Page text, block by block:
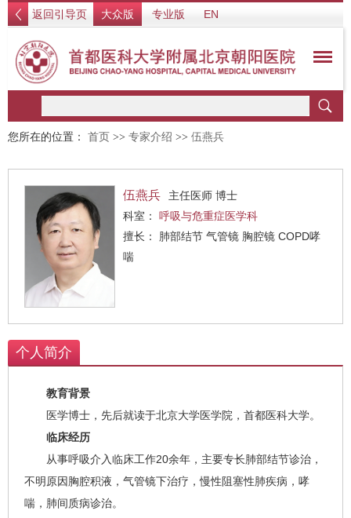
返回引导页 大众版 专业版 EN
您所在的位置： 首页 >> 专家介绍 >> 伍燕兵
伍燕兵
主任医师 博士
科室： 呼吸与危重症医学科
擅长： 肺部结节 气管镜 胸腔镜 COPD哮
喘
个人简介
教育背景
医学博士，先后就读于北京大学医学院，首都医科大学。
临床经历
从事呼吸介入临床工作20余年，主要专长肺部结节诊治，
不明原因胸腔积液，气管镜下治疗，慢性阻塞性肺疾病，哮
喘，肺间质病诊治。